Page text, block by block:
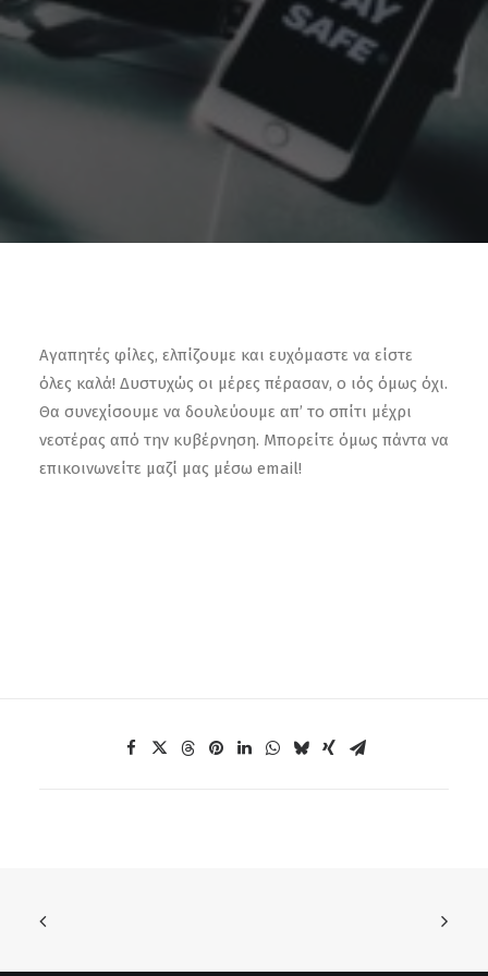
Αγαπητές φίλες, ελπίζουμε και ευχόμαστε να είστε
όλες καλά! Δυστυχώς οι μέρες πέρασαν, ο ιός όμως όχι.
Θα συνεχίσουμε να δουλεύουμε απ’ το σπίτι μέχρι
νεοτέρας από την κυβέρνηση. Μπορείτε όμως πάντα να
επικοινωνείτε μαζί μας μέσω email!